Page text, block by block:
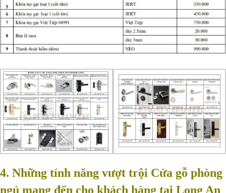
4. Những tính năng vượt trội Cửa gỗ phòng
ngủ mang đến cho khách hàng tại Long An